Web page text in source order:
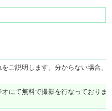
ご説明します。分からない場合
にて無料で撮影を行なっており